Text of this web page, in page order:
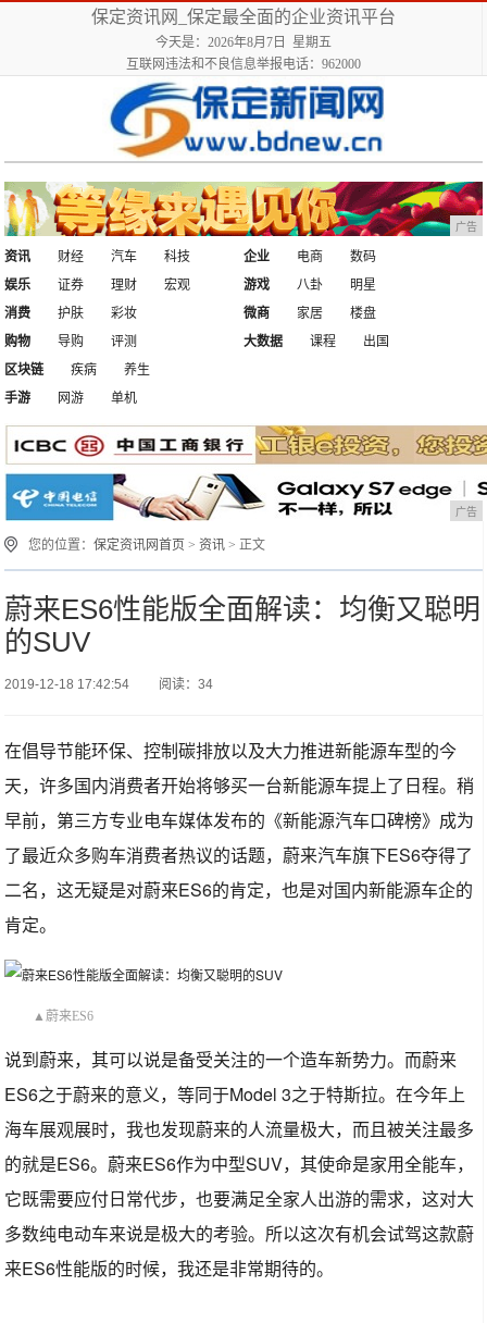
保定资讯网_保定最全面的企业资讯平台
今天是：2026年8月7日 星期五
互联网违法和不良信息举报电话：962000
广告
资讯 财经 汽车
科技
娱乐
证券 理财 宏观
企业 电商
数码
游戏
八卦
明星
消费
护肤
彩妆
购物
导购 评测
微商 家居
楼盘
大数据
课程
出国
区块链
疾病
养生
手游
网游 单机
广告
您的位置：保定资讯网首页 >资讯 > 正文
蔚来ES6性能版全面解读：均衡又聪明
的SUV
2019-12-18 17:42:54 阅读：34
在倡导节能环保、控制碳排放以及大力推进新能源车型的今
天，许多国内消费者开始将够买一台新能源车提上了日程。稍
早前，第三方专业电车媒体发布的《新能源汽车口碑榜》成为
了最近众多购车消费者热议的话题，蔚来汽车旗下ES6夺得了
二名，这无疑是对蔚来ES6的肯定，也是对国内新能源车企的
肯定。
▲蔚来ES6
说到蔚来，其可以说是备受关注的一个造车新势力。而蔚来
ES6之于蔚来的意义，等同于Model 3之于特斯拉。在今年上
海车展观展时，我也发现蔚来的人流量极大，而且被关注最多
的就是ES6。蔚来ES6作为中型SUV，其使命是家用全能车，
它既需要应付日常代步，也要满足全家人出游的需求，这对大
多数纯电动车来说是极大的考验。所以这次有机会试驾这款蔚
来ES6性能版的时候，我还是非常期待的。